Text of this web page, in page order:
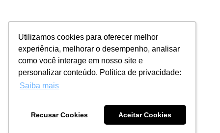
Utilizamos cookies para oferecer melhor
experiência, melhorar o desempenho, analisar
como você interage em nosso site e
personalizar conteúdo. Política de privacidade:
Saiba mais
Recusar Cookies Aceitar Cookies